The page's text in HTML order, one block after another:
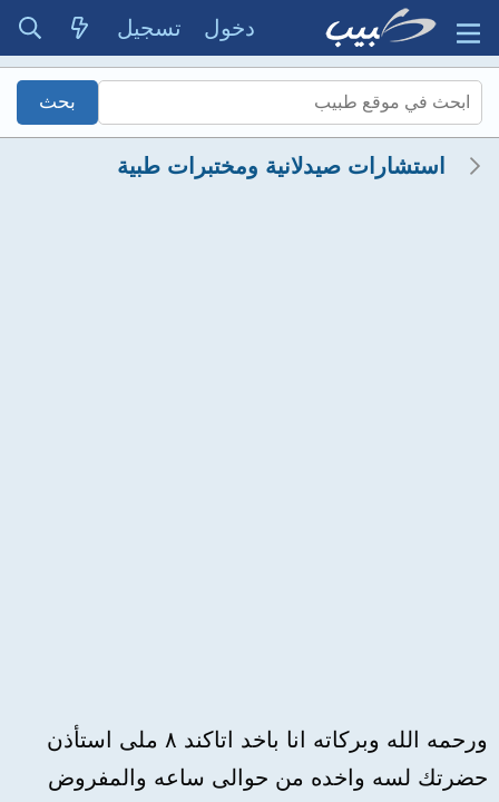
دخول تسجيل
استشارات صيدلانية ومختبرات طبية
ورحمه الله وبركاته انا باخد اتاكند ٨ ملى استأذن
حضرتك لسه واخده من حوالى ساعه والمفروض